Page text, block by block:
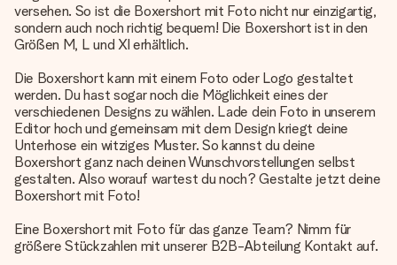
versehen. So ist die Boxershort mit Foto nicht nur einzigartig,
sondern auch noch richtig bequem! Die Boxershort ist in den
Größen M, L und Xl erhältlich.
Die Boxershort kann mit einem Foto oder Logo gestaltet
werden. Du hast sogar noch die Möglichkeit eines der
verschiedenen Designs zu wählen. Lade dein Foto in unserem
Editor hoch und gemeinsam mit dem Design kriegt deine
Unterhose ein witziges Muster. So kannst du deine
Boxershort ganz nach deinen Wunschvorstellungen selbst
gestalten. Also worauf wartest du noch? Gestalte jetzt deine
Boxershort mit Foto!
Eine Boxershort mit Foto für das ganze Team? Nimm für
größere Stückzahlen mit unserer B2B-Abteilung Kontakt auf.